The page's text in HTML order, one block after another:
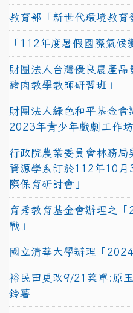
教育部「新世代環境教育
「112年度暑假國際氣候
財團法人台灣優良農產
豬肉教學教師研習班」
財團法人綠色和平基金會
2023年青少年戲劇工作坊
行政院農業委員會林務
資源學系訂於112年10
際保育研討會」
育秀教育基金會辦理之
戰」
國立清華大學辦理「
裕民田更改9/21菜單:原
鈴薯